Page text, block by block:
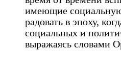
имеющие
радовать в эпоху,
социальных и
выражаясь словами